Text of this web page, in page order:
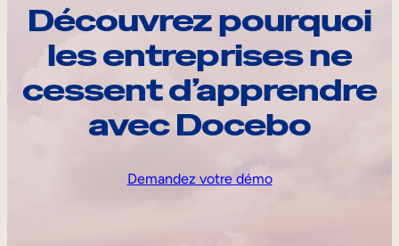
Découvrez pourquoi
les entreprises ne
cessent d’apprendre
avec Docebo
Demandez votre démo